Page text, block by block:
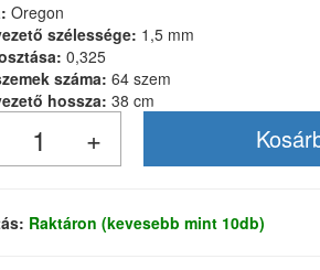
Oregon
szélessége: 1,5 mm
0,325
száma: 64 szem
hossza: 38 cm
Raktáron (kevesebb mint 10db)